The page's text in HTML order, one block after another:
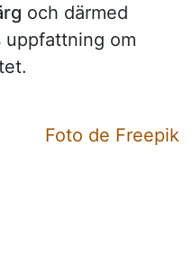
och därmed
uppfattning om
Foto de Freepik